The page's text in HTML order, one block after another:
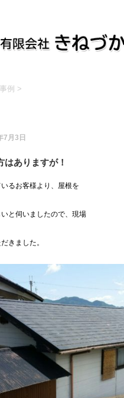
例 >
7月3日
はありますが！
るお客様より、屋根を
と伺いましたので、現場
きました。